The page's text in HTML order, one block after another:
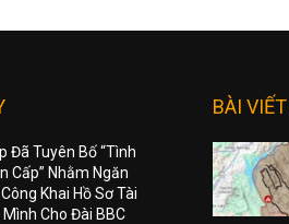
Đã Tuyên Bố “Tình
Cấp” Nhằm Ngăn
Khai Hồ Sơ Tài
Cho Đài BBC
BÀI